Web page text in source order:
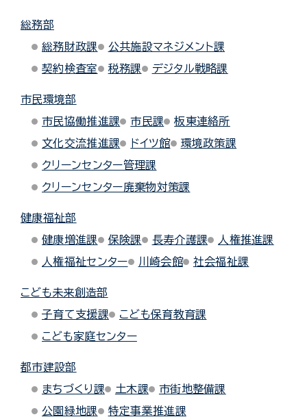
総務部
総務財政課
公共施設マネジメント課
契約検査室
税務課 デジタル戦略課
市民環境部
市民協働推進課
市民課
板東連絡所
文化交流推進課
ドイツ館
環境政策課
クリーンセンター管理課
クリーンセンター廃棄物対策課
健康福祉部
健康増進課
保険課 長寿介護課
人権推進課
人権福祉センター
川崎会館 社会福祉課
こども未来創造部
子育て支援課
こども保育教育課
こども家庭センター
都市建設部
まちづくり課
土木課
市街地整備課
公園緑地課
特定事業推進課